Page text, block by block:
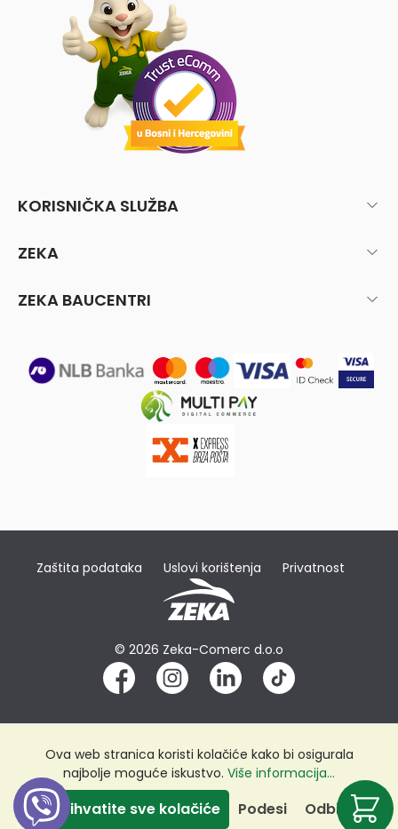
KORISNIČKA SLUŽBA
ZEKA
ZEKA BAUCENTRI
Zaštita podataka Uslovi korištenja Privatnost
© 2026 Zeka-Comerc d.o.o
Ova web stranica koristi kolačiće kako bi osigurala
najbolje moguće iskustvo. Više informacija...
Odbij
Podesi
Prihvatite sve kolačiće